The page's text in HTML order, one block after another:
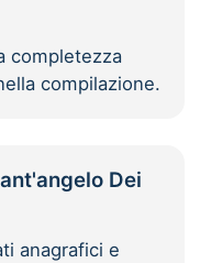
completezza
compilazione.
Dei
anagrafici e